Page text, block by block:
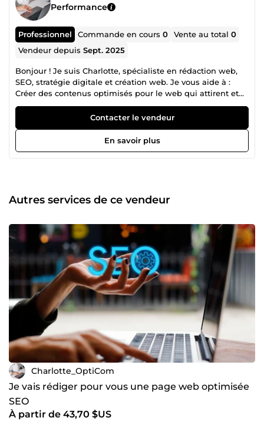
Performance
Professionnel Commande en cours0 Vente au total0
Vendeur depuisSept. 2025
Bonjour ! Je suis Charlotte, spécialiste en rédaction web,
SEO, stratégie digitale et création web. Je vous aide à :
Créer des contenus optimisés pour le web qui attirent et
convertissent. Auditer votre site pour améliorer votre
visibilité sur Google. Développer votre présence sur les
réseaux sociaux grâce à des recommandations
stratégiques. Concevoir des sites web sur CMS
personnalisé (me contacter directement pour ce type de
résultats 🛠 Mes outils : Semrush, Screaming Frog,
WordPress, DataStudio, Python 🚀 Mes plus : autonomie,
Contacter le vendeur
En savoir plus
Autres services de ce vendeur
Charlotte_OptiCom
Je vais rédiger pour vous une page web optimisée
SEO
À partir de 43,70 $US